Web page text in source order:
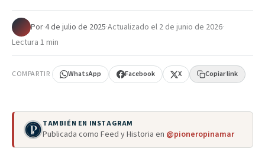
Por·4 de julio de 2025·Actualizado el 2 de junio de 2026·
Lectura 1 min
COMPARTIR WhatsApp Facebook X Copiar link
TAMBIÉN EN INSTAGRAM
Publicada como Feed y Historia en @pioneropinamar